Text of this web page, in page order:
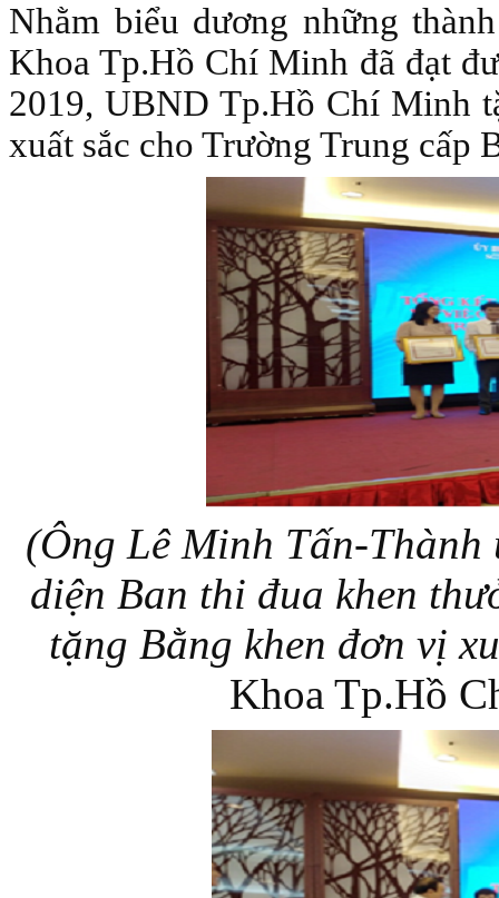
Nhằm biểu dương những
Khoa Tp.Hồ Chí Minh đã đạt
2019, UBND Tp.Hồ Chí Minh
xuất sắc cho Trường Trung cấp
(Ông Lê Minh Tấn-
diện Ban thi đua khen
tặng Bằng khen đơn vị
Khoa Tp.Hồ